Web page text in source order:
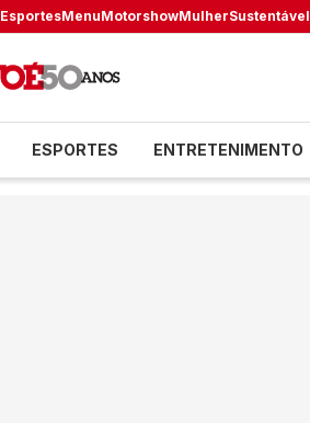
EsportesMenuMotorshowMulherSustentável
ESPORTES ENTRETENIMENTO